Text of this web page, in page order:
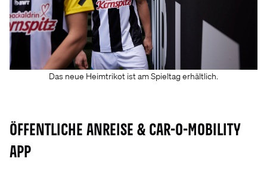
Das neue Heimtrikot ist am Spieltag erhältlich.
ÖFFENTLICHE ANREISE & CAR-O-MOBILITY
APP